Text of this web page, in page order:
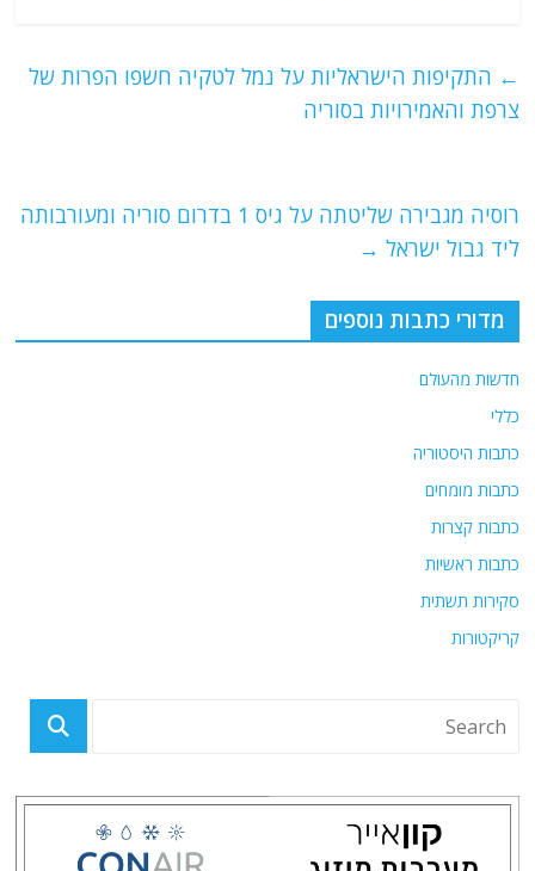
s
A
g
ra
l
er
e
k
← התקיפות הישראליות על נמל לטקיה חשפו הפרות של
צרפת והאמירויות בסוריה
רוסיה מגבירה שליטתה על גיס 1 בדרום סוריה ומעורבותה
ליד גבול ישראל →
מדורי כתבות נוספים
חדשות מהעולם
כללי
כתבות היסטוריה
כתבות מומחים
כתבות קצרות
כתבות ראשיות
סקירות תשתית
קריקטורות